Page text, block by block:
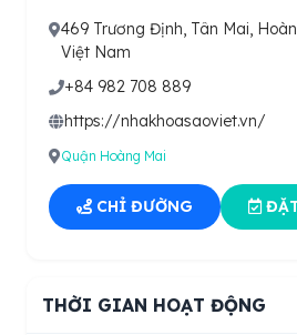
469 Trương Định, Tân Mai,
Việt Nam
+84 982 708 889
https://nhakhoasaoviet.vn/
Quận Hoàng Mai
CHỈ ĐƯỜNG
THỜI GIAN HOẠT ĐỘNG